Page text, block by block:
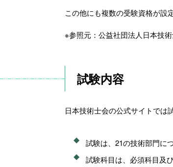
この他にも複数の受験資格が設
※参照元：公益社団法人日本技術
試験内容
日本技術士会の公式サイトでは
試験は、21の技術部門に
試験科目は、必須科目及